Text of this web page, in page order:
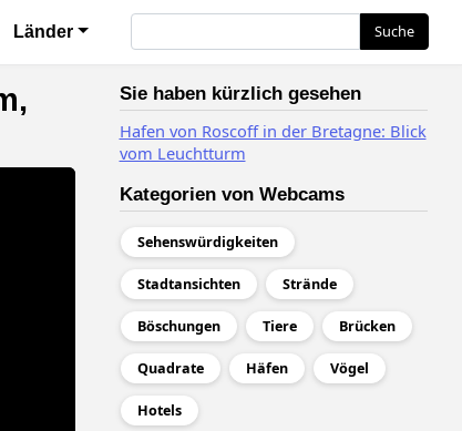
Länder Suche
Sie haben kürzlich gesehen
Hafen von Roscoff in der Bretagne: Blick
vom Leuchtturm
Kategorien von Webcams
Sehenswürdigkeiten
Stadtansichten Strände
Böschungen Tiere Brücken
Quadrate Häfen Vögel
Hotels